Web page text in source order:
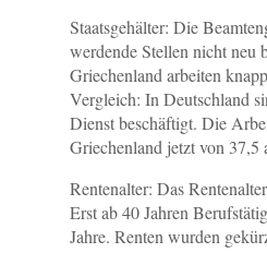
Staatsgehälter: Die
werdende Stellen nicht neu
Griechenland arbeiten
Vergleich: In Deutschland
Dienst beschäftigt. Die
Griechenland jetzt von 37,5
Rentenalter: Das
Erst ab 40 Jahren
Jahre. Renten wurden